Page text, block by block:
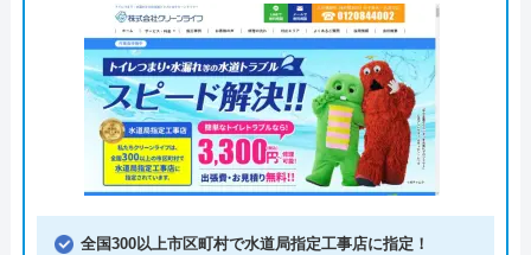
全国300以上市区町村で水道局指定工事店に指定！